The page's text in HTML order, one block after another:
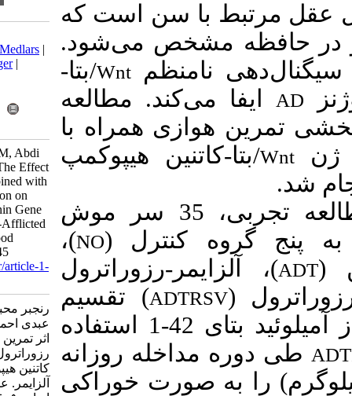
با سن است که
مشخص می‌شود.
Wnt /بتا-
مطالعه
همراه با
هیپوکمپ
در این مطالعه تجربی، 35 سر موش
کنترل (NO)،
رزوراترول
) تقسیم
شدند. برای القای آلزایمر از آمیلوئید بتای 42-1 استفاده
روزانه
را به صورت خوراکی
Download citation:
BibTeX
RIS|EndNote|Medlars|
ProCite
Reference Manager
Send citation to:
Mendeley
Zotero
Ranjbar M, Naghibzadeh M, Abdi
A, Torabi Palat Kaleh G. The Effect
of Aerobic Exercise Combined with
Resveratrol Supplementation on
Hippocampal Wnt/β-Catenin Gene
Expression in Alzheimer's-Afflicted
Rats. Iranian J Nutr Sci Food
Technol 2026; 21 (1) :35-45
URL:http://nsft.sbmu.ac.ir/article-1-
3985-fa.html
رنجبر محبوبه، نقیب زاده مریم،
عبدی احمد، ترابی پلت کله قاسم.
اثر تمرین هوازی همراه با مکمل
رزوراترول بر بیان ژن Wnt/بتا-
کاتنین هیپوکمپ موش‌های مبتلا به
آلزایمر. علوم تغذیه و صنایع غذایی